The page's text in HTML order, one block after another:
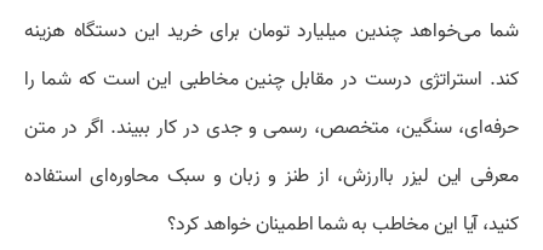
شما می‌خواهد چندین میلیارد تومان برای خرید این دستگاه هزینه
کند. استراتژی درست در مقابل چنین مخاطبی این است که شما را
حرفه‌ای، سنگین، متخصص، رسمی و جدی در کار ببیند. اگر در متن
معرفی این لیزر باارزش، از طنز و زبان و سبک محاوره‌ای استفاده
کنید، آیا این مخاطب به شما اطمینان خواهد کرد؟